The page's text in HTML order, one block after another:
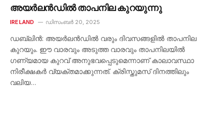
അയർലൻഡിൽ താപനില കുറയുന്നു
IRELAND ഡിസംബർ 20, 2025
ഡബ്ലിൻ: അയർലൻഡിൽ വരും ദിവസങ്ങളിൽ താപനില
കുറയും. ഈ വാരവും അടുത്ത വാരവും താപനിലയിൽ
ഗണ്യമായ കുറവ് അനുഭവപ്പെടുമെന്നാണ് കാലാവസ്ഥാ
നിരീക്ഷകർ വ്യക്തമാക്കുന്നത്. ക്രിസ്തുമസ് ദിനത്തിലും
വലിയ…